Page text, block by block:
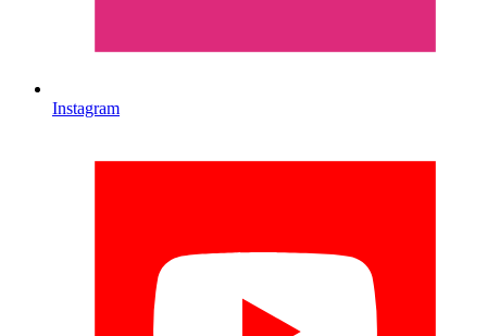
Instagram